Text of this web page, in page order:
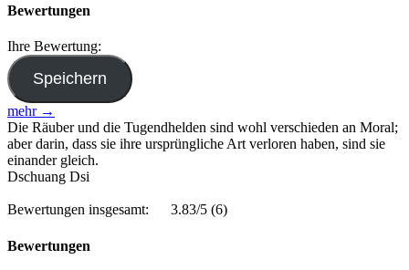
Bewertungen
Ihre Bewertung:
mehr →
Die Räuber und die Tugendhelden sind wohl verschieden an Moral;
aber darin, dass sie ihre ursprüngliche Art verloren haben, sind sie
einander gleich.
Dschuang Dsi
Bewertungen insgesamt: 3.83/5 (6)
Bewertungen